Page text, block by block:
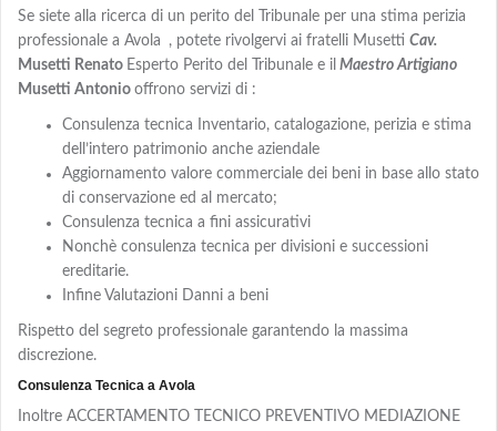
Se siete alla ricerca di un perito del Tribunale per una stima perizia
professionale a Avola
, potete rivolgervi ai fratelli Musetti Cav.
Musetti Renato Esperto Perito del Tribunale e il Maestro Artigiano
Musetti Antonio offrono servizi di :
Consulenza tecnica Inventario, catalogazione, perizia e stima
dell’intero patrimonio anche aziendale
Aggiornamento valore commerciale dei beni in base allo stato
di conservazione ed al mercato;
Consulenza tecnica a fini assicurativi
Nonchè consulenza tecnica per divisioni e successioni
ereditarie.
Infine Valutazioni Danni a beni
Rispetto del segreto professionale garantendo la massima
discrezione.
Consulenza Tecnica a Avola
Inoltre ACCERTAMENTO TECNICO PREVENTIVO MEDIAZIONE